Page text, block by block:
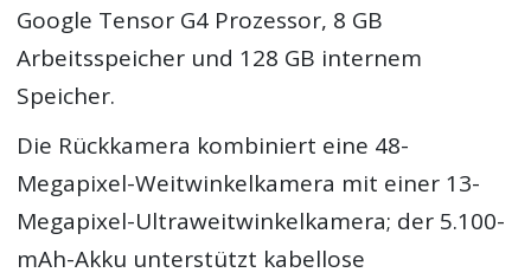
Google Tensor G4 Prozessor, 8 GB
Arbeitsspeicher und 128 GB internem
Speicher.
Die Rückkamera kombiniert eine 48-
Megapixel-Weitwinkelkamera mit einer 13-
Megapixel-Ultraweitwinkelkamera; der 5.100-
mAh-Akku unterstützt kabellose